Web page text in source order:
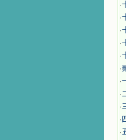
·
·
·
·
·
·
·
·
·
·
·